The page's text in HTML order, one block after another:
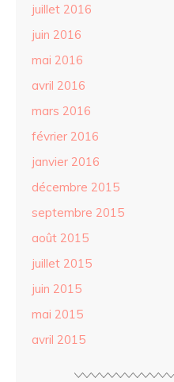
juillet 2016
juin 2016
mai 2016
avril 2016
mars 2016
février 2016
janvier 2016
décembre 2015
septembre 2015
août 2015
juillet 2015
juin 2015
mai 2015
avril 2015